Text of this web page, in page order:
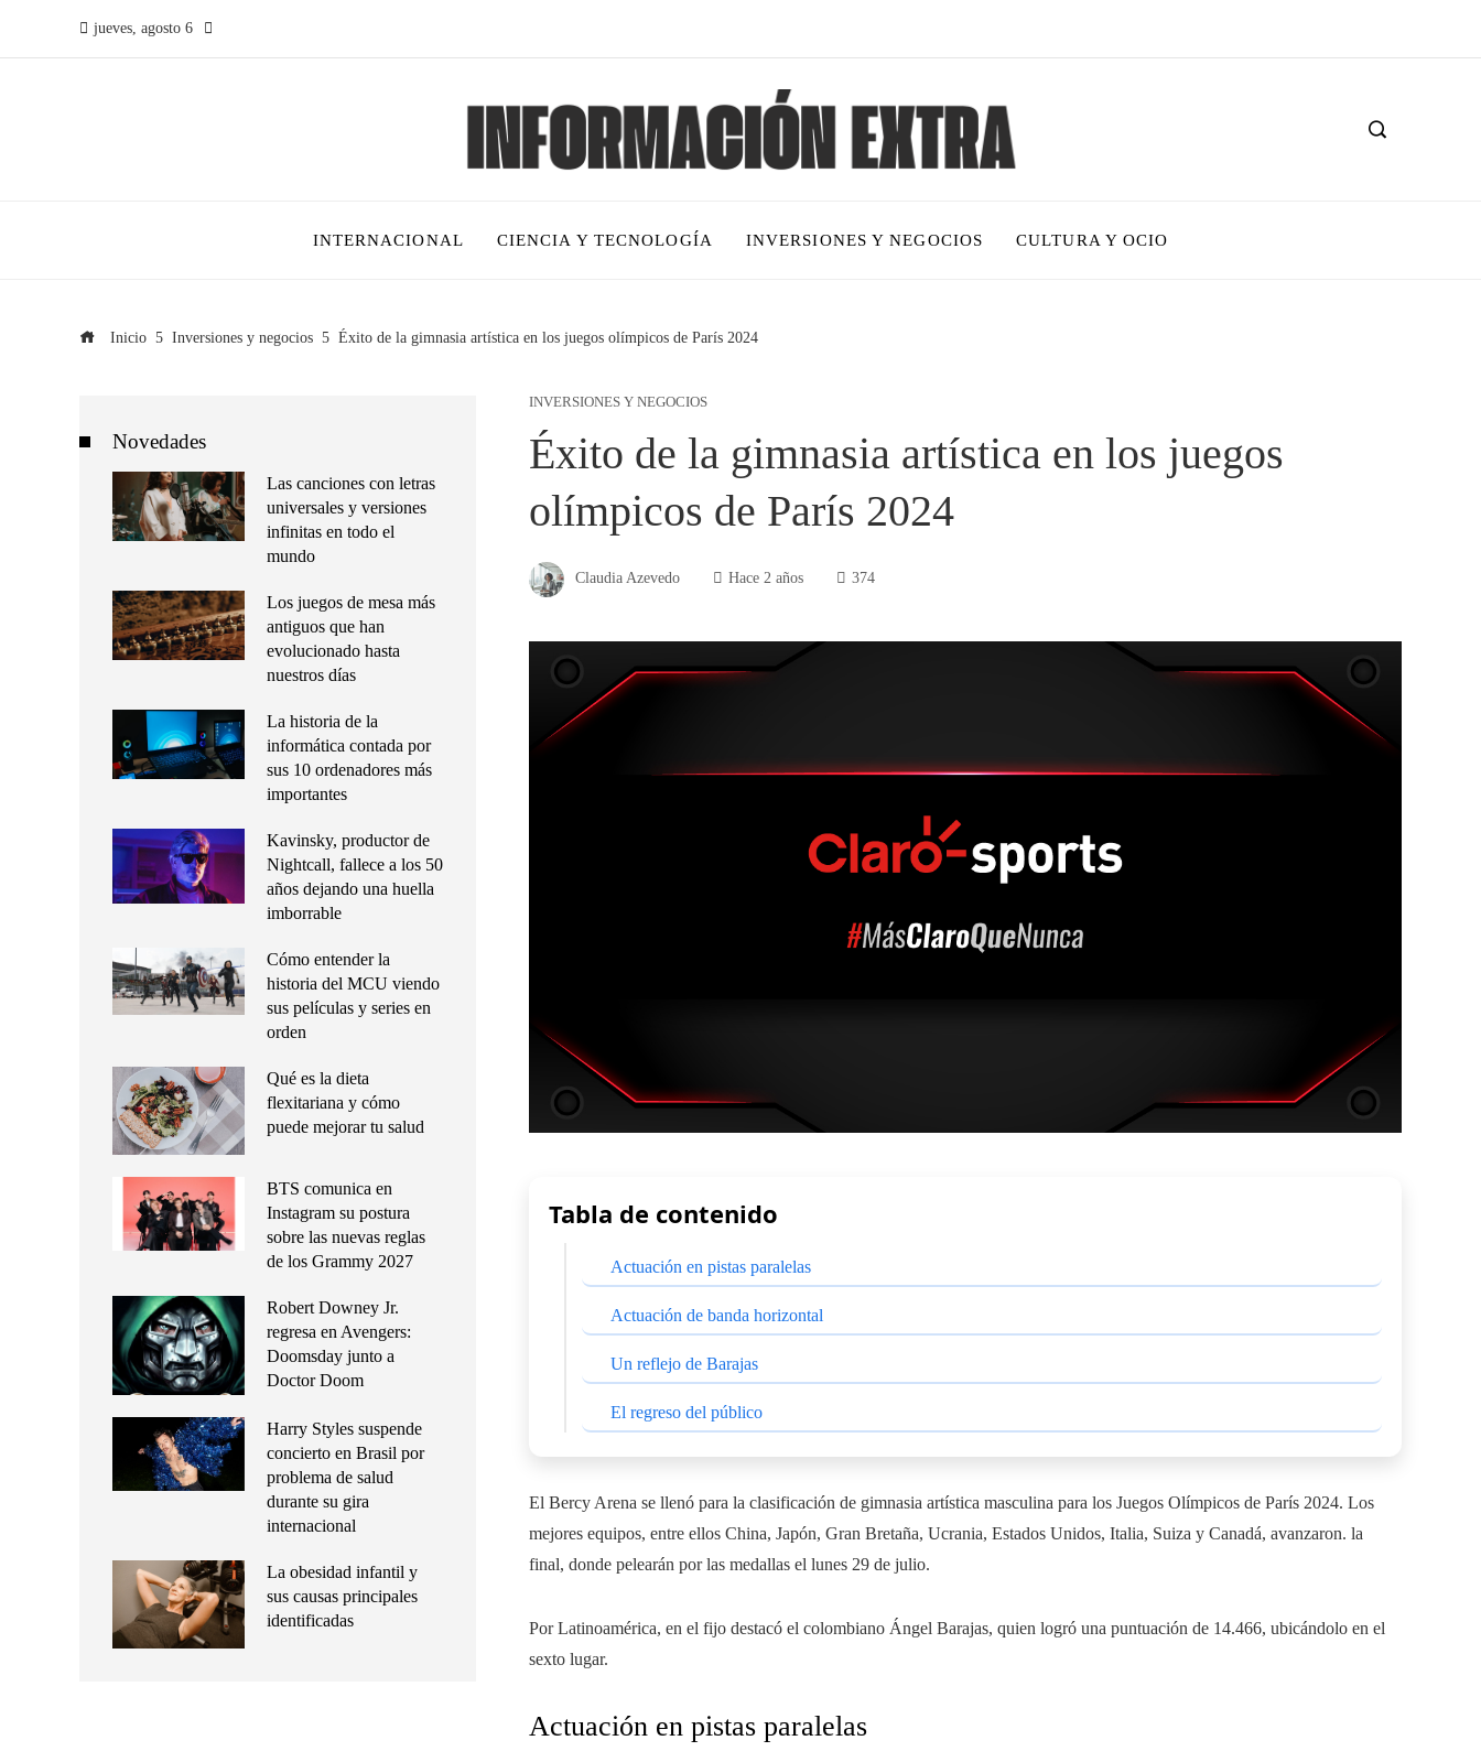
jueves, agosto 6
INTERNACIONAL CIENCIA Y TECNOLOGÍA INVERSIONES Y NEGOCIOS CULTURA Y OCIO
Inicio Inversiones y negocios Éxito de la gimnasia artística en los juegos olímpicos de París 2024
INVERSIONES Y NEGOCIOS
Éxito de la gimnasia artística en los juegos
olímpicos de París 2024
Claudia Azevedo Hace 2 años 374
Tabla de contenido
Actuación en pistas paralelas
Actuación de banda horizontal
Un reflejo de Barajas
El regreso del público
El Bercy Arena se llenó para la clasificación de gimnasia artística masculina para los Juegos Olímpicos de París 2024. Los
mejores equipos, entre ellos China, Japón, Gran Bretaña, Ucrania, Estados Unidos, Italia, Suiza y Canadá, avanzaron. la
final, donde pelearán por las medallas el lunes 29 de julio.
Por Latinoamérica, en el fijo destacó el colombiano Ángel Barajas, quien logró una puntuación de 14.466, ubicándolo en el
sexto lugar.
Actuación en pistas paralelas
Novedades
Las canciones con letras
universales y versiones
infinitas en todo el
mundo
Los juegos de mesa más
antiguos que han
evolucionado hasta
nuestros días
La historia de la
informática contada por
sus 10 ordenadores más
importantes
Kavinsky, productor de
Nightcall, fallece a los 50
años dejando una huella
imborrable
Cómo entender la
historia del MCU viendo
sus películas y series en
orden
Qué es la dieta
flexitariana y cómo
puede mejorar tu salud
BTS comunica en
Instagram su postura
sobre las nuevas reglas
de los Grammy 2027
Robert Downey Jr.
regresa en Avengers:
Doomsday junto a
Doctor Doom
Harry Styles suspende
concierto en Brasil por
problema de salud
durante su gira
internacional
La obesidad infantil y
sus causas principales
identificadas